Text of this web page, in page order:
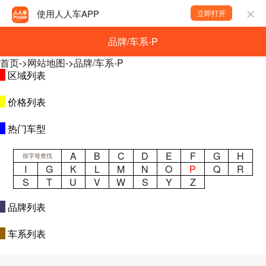
使用人人车APP 立即打开
品牌/车系-P
首页->网站地图->品牌/车系-P
区域列表
价格列表
热门车型
按字母查找 A B C D E F G
H
I
G K L M N O P Q
R
S
T U V W S Y
Z
品牌列表
车系列表